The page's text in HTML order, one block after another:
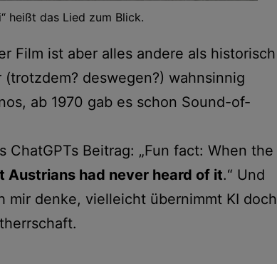
heißt das Lied zum Blick.
Film ist aber alles andere als historisch
deswegen?) wahnsinnig
ab 1970 gab es schon Sound-of-
ChatGPTs Beitrag: „Fun fact: When the
Austrians had never heard of it.“ Und
mir denke, vielleicht übernimmt KI doch